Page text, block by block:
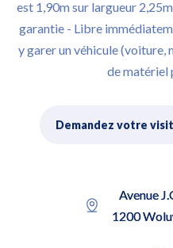
est 1,90m sur largueur
garantie - Libre
y garer un véhicule (voiture,
de matériel
Demandez votre
Avenue
1200